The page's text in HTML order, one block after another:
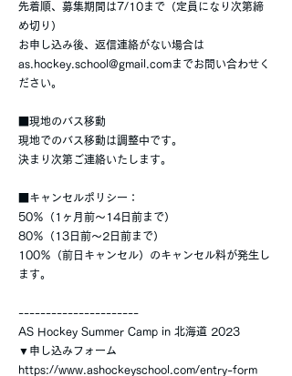
先着順、募集期間は7/10まで（定員になり次第締
め切り）
お申し込み後、返信連絡がない場合は
as.hockey.school@gmail.comまでお問い合わせく
ださい。
■現地のバス移動
現地でのバス移動は調整中です。
決まり次第ご連絡いたします。
■キャンセルポリシー：
50％（1ヶ月前〜14日前まで）
80％（13日前〜2日前まで）
100％（前日キャンセル）のキャンセル料が発生し
ます。
----------------------
AS Hockey Summer Camp in 北海道 2023
▼申し込みフォーム
https://www.ashockeyschool.com/entry-form